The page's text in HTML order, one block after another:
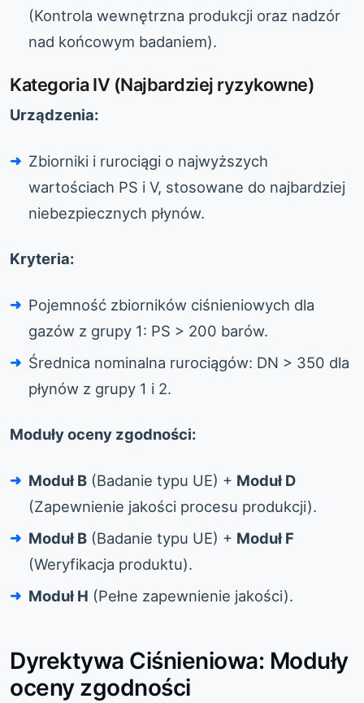
(Kontrola wewnętrzna produkcji oraz nadzór
nad końcowym badaniem).
Kategoria IV (Najbardziej ryzykowne)
Urządzenia:
Zbiorniki i rurociągi o najwyższych
wartościach PS i V, stosowane do najbardziej
niebezpiecznych płynów.
Kryteria:
Pojemność zbiorników ciśnieniowych dla
gazów z grupy 1: PS > 200 barów.
Średnica nominalna rurociągów: DN > 350 dla
płynów z grupy 1 i 2.
Moduły oceny zgodności:
Moduł B (Badanie typu UE) + Moduł D
(Zapewnienie jakości procesu produkcji).
Moduł B (Badanie typu UE) + Moduł F
(Weryfikacja produktu).
Moduł H (Pełne zapewnienie jakości).
Dyrektywa Ciśnieniowa: Moduły
oceny zgodności